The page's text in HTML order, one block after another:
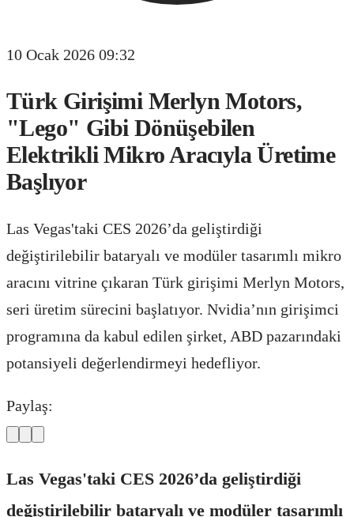
10 Ocak 2026 09:32
Türk Girişimi Merlyn Motors,
"Lego" Gibi Dönüşebilen
Elektrikli Mikro Aracıyla Üretime
Başlıyor
Las Vegas'taki CES 2026’da geliştirdiği
değiştirilebilir bataryalı ve modüler tasarımlı mikro
aracını vitrine çıkaran Türk girişimi Merlyn Motors,
seri üretim sürecini başlatıyor. Nvidia’nın girişimci
programına da kabul edilen şirket, ABD pazarındaki
potansiyeli değerlendirmeyi hedefliyor.
Paylaş:
Las Vegas'taki CES 2026’da geliştirdiği
değiştirilebilir bataryalı ve modüler tasarımlı